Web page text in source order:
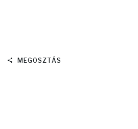
MEGOSZTÁS